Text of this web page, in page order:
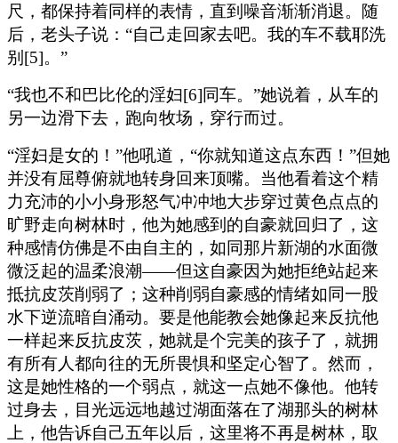
尺，都保持着同样的表情，直到噪音渐渐消退。随
后，老头子说：“自己走回家去吧。我的车不载耶洗
别[5]。”
“我也不和巴比伦的淫妇[6]同车。”她说着，从车的
另一边滑下去，跑向牧场，穿行而过。
“淫妇是女的！”他吼道，“你就知道这点东西！”但她
并没有屈尊俯就地转身回来顶嘴。当他看着这个精
力充沛的小小身形怒气冲冲地大步穿过黄色点点的
旷野走向树林时，他为她感到的自豪就回归了，这
种感情仿佛是不由自主的，如同那片新湖的水面微
微泛起的温柔浪潮——但这自豪因为她拒绝站起来
抵抗皮茨削弱了；这种削弱自豪感的情绪如同一股
水下逆流暗自涌动。要是他能教会她像起来反抗他
一样起来反抗皮茨，她就是个完美的孩子了，就拥
有所有人都向往的无所畏惧和坚定心智了。然而，
这是她性格的一个弱点，就这一点她不像他。他转
过身去，目光远远地越过湖面落在了湖那头的树林
上，他告诉自己五年以后，这里将不再是树林，取